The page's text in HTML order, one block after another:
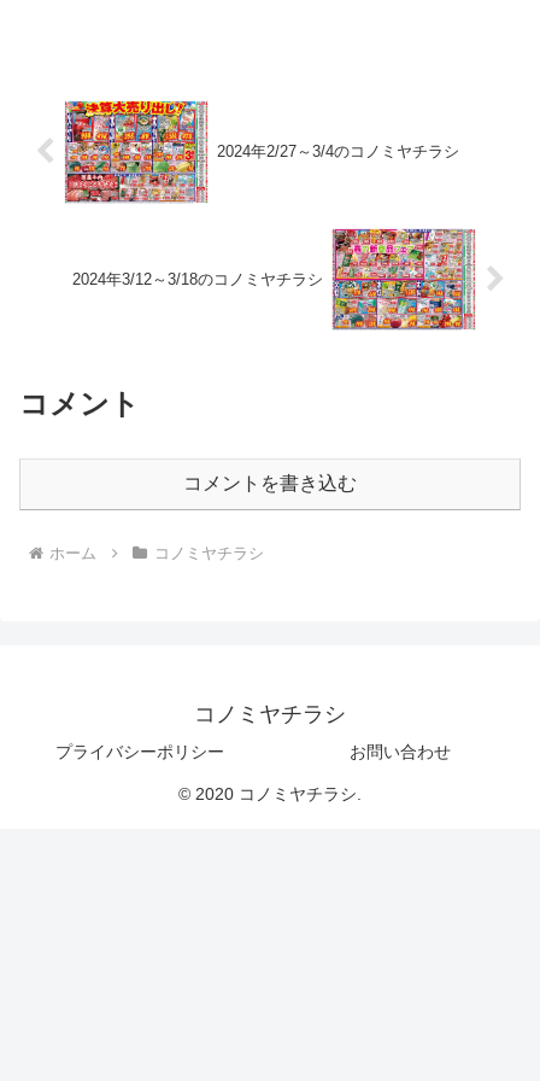
2024年2/27～3/4のコノミヤチラシ
2024年3/12～3/18のコノミヤチラシ
コメント
コメントを書き込む
ホーム コノミヤチラシ
コノミヤチラシ
プライバシーポリシー お問い合わせ
© 2020 コノミヤチラシ.